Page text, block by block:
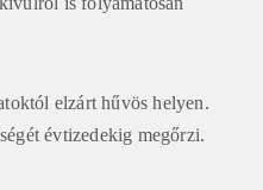
elzárt hűvös helyen.
évtizedekig megőrzi.